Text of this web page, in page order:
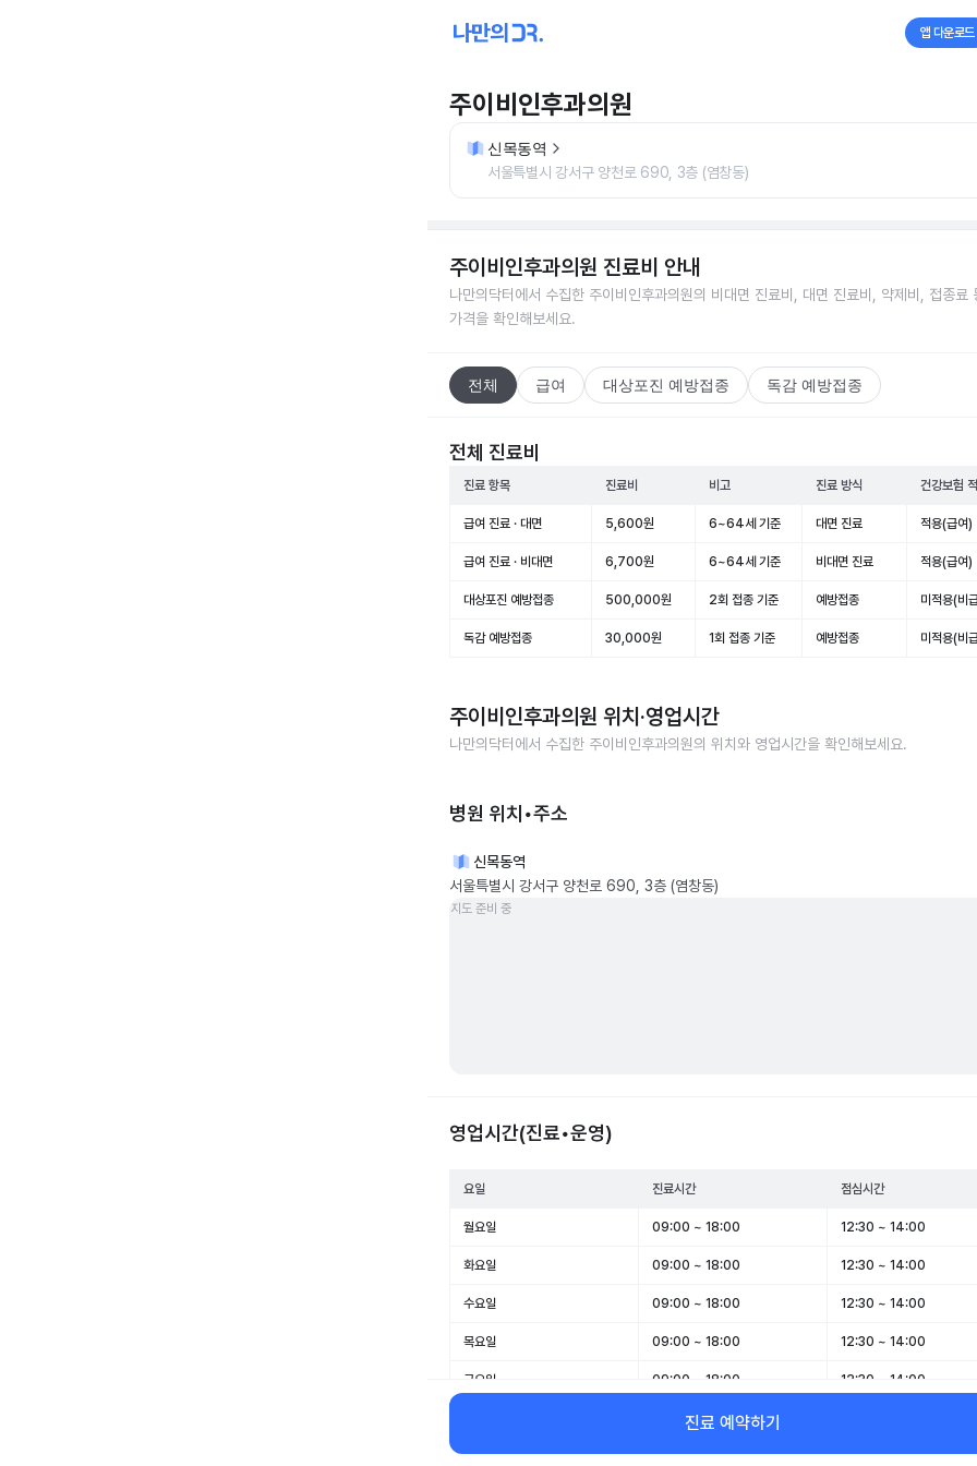
앱 다운로드
주이비인후과의원
신목동역
서울특별시 강서구 양천로 690, 3층 (염창동)
주이비인후과의원 진료비 안내
나만의닥터에서 수집한 주이비인후과의원의 비대면 진료비, 대면 진료비, 약제비, 접종료
가격을 확인해보세요.
전체 급여 대상포진 예방접종 독감 예방접종
전체 진료비
진료 항목 진료비 비고 진료 방식 건강보험
급여 진료 · 대면 5,600원 6~64세 기준 대면 진료 적용(급여)
급여 진료 · 비대면 6,700원 6~64세 기준 비대면 진료 적용(급여)
대상포진 예방접종 500,000원 2회 접종 기준 예방접종 미적용(비
독감 예방접종 30,000원 1회 접종 기준 예방접종 미적용(비
주이비인후과의원 위치·영업시간
나만의닥터에서 수집한 주이비인후과의원의 위치와 영업시간을 확인해보세요.
병원 위치•주소
신목동역
서울특별시 강서구 양천로 690, 3층 (염창동)
지도 준비 중
영업시간(진료•운영)
요일 진료시간 점심시간
월요일 09:00 ~ 18:00 12:30 ~ 14:00
화요일 09:00 ~ 18:00 12:30 ~ 14:00
수요일 09:00 ~ 18:00 12:30 ~ 14:00
목요일 09:00 ~ 18:00 12:30 ~ 14:00
금요일 09:00 ~ 18:00 12:30 ~ 14:00
09:00 ~ 13:00
일요일 휴무 -
진료 예약하기